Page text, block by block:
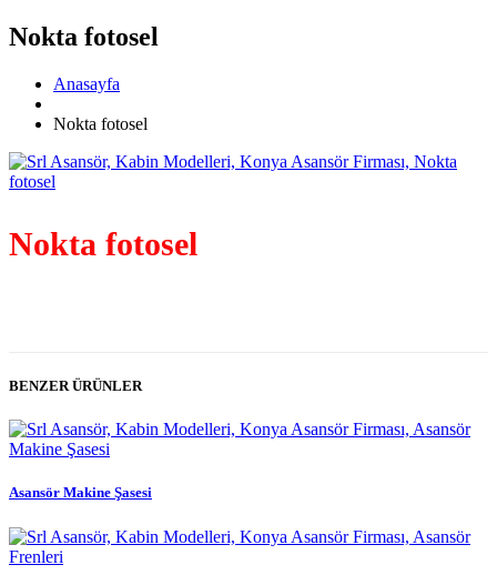
Nokta fotosel
Anasayfa
Nokta fotosel
Nokta fotosel
BENZER ÜRÜNLER
Asansör Makine Şasesi